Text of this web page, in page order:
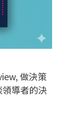
做決策
領導者的決